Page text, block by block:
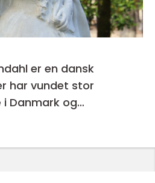
er en dansk
har vundet stor
i Danmark og